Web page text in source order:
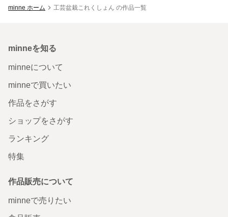
minne ホーム 工芸盆栽これくしょん の作品一覧
minneを知る
minneについて
minneで買いたい
作品をさがす
ショップをさがす
ランキング
特集
作品販売について
minneで売りたい